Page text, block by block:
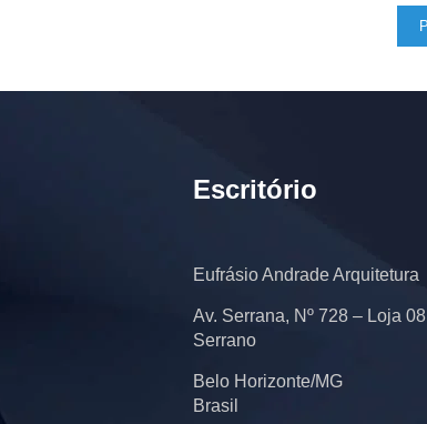
Escritório
Eufrásio Andrade Arquitetura
Av. Serrana, Nº 728 – Loja 08
Serrano
Belo Horizonte/MG
Brasil